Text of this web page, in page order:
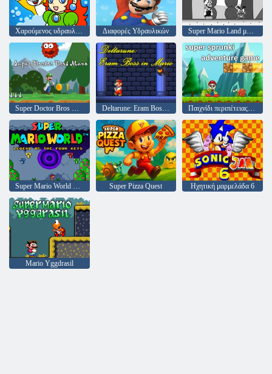
Διαφορές Υδραυλικών
Super Doctor Bros Mano Deltarune: Eram Boss στο Mario Παιχνίδι περιπέτειας Super Sprunki
Super Pizza Quest Ηχητική μαρμελάδα 6
Mario Yggdrasil